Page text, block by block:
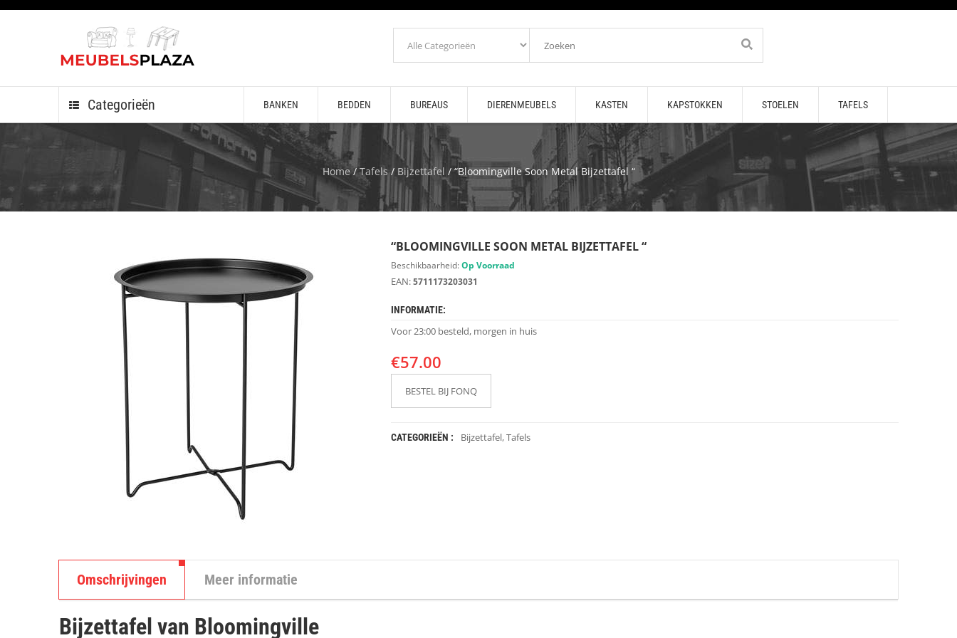
Categorieën BANKEN BEDDEN BUREAUS DIERENMEUBELS KASTEN KAPSTOKKEN STOELEN TAFELS
Home/Tafels/ Bijzettafel / “Bloomingville Soon Metal Bijzettafel “
“BLOOMINGVILLE SOON METAL BIJZETTAFEL “
Beschikbaarheid:Op Voorraad
EAN:5711173203031
INFORMATIE:
Voor 23:00 besteld, morgen in huis
€57.00
BESTEL BIJ FONQ
CATEGORIEËN : Bijzettafel,Tafels
Omschrijvingen Meer informatie
Bijzettafel van Bloomingville